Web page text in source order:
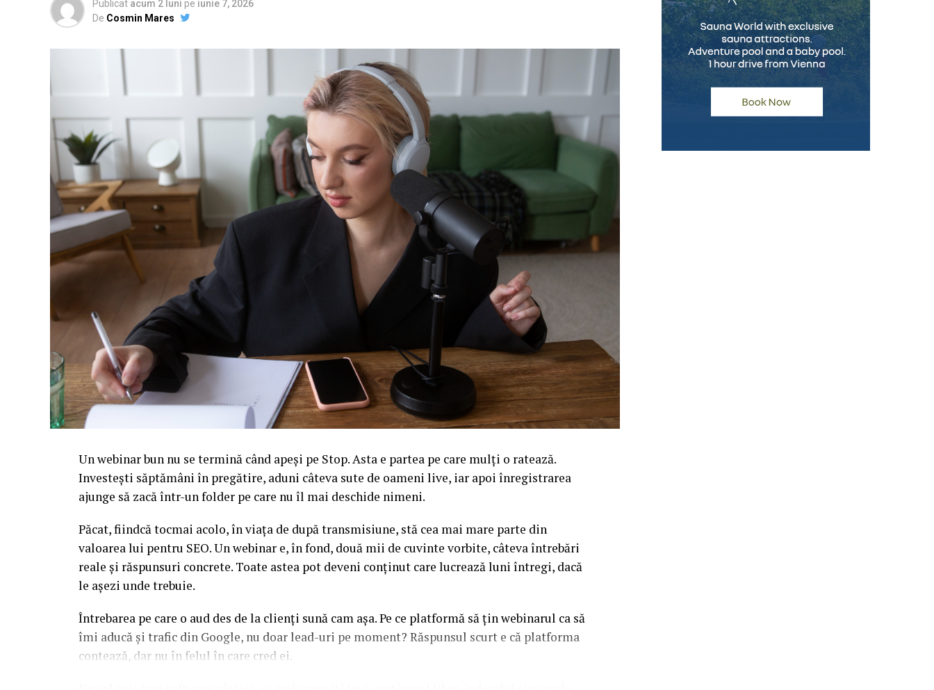
Publicat acum 2 luni pe iunie 7, 2026
De Cosmin Mares
Un webinar bun nu se termină când apeși pe Stop. Asta e partea pe care mulți o ratează.
Investești săptămâni în pregătire, aduni câteva sute de oameni live, iar apoi înregistrarea
ajunge să zacă într-un folder pe care nu îl mai deschide nimeni.
Păcat, fiindcă tocmai acolo, în viața de după transmisiune, stă cea mai mare parte din
valoarea lui pentru SEO. Un webinar e, în fond, două mii de cuvinte vorbite, câteva întrebări
reale și răspunsuri concrete. Toate astea pot deveni conținut care lucrează luni întregi, dacă
le așezi unde trebuie.
Întrebarea pe care o aud des de la clienți sună cam așa. Pe ce platformă să țin webinarul ca să
îmi aducă și trafic din Google, nu doar lead-uri pe moment? Răspunsul scurt e că platforma
contează, dar nu în felul în care cred ei.